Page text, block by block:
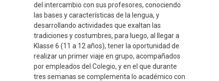
del intercambio con sus profesores, conociendo
las bases y características de la lengua, y
desarrollando actividades que exaltan las
tradiciones y costumbres, para luego, al llegar a
Klasse 6 (11 a 12 años), tener la oportunidad de
realizar un primer viaje en grupo, acompañados
por empleados del Colegio, y en el que durante
tres semanas se complementa lo académico con